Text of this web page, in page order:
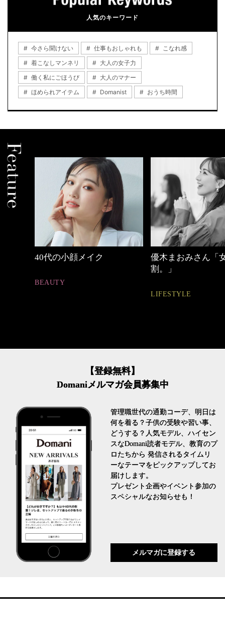
人気のキーワード
今さら聞けない 仕事もおしゃれも
こなれ感
着こなしマンネリ
大人の女子力
働く私にごほうび
大人のマナー
ほめられアイテム
Domanist おうち時間
40代の小顔メイク
BEAUTY
優木まおみさん「
割。」
LIFESTYLE
【登録無料】
Domaniメルマガ会員募集中
管理職世代の通勤コーデ、明日は
何を着る？子供の受験や習い事、
どうする？人気モデル、ハイセン
スなDomani読者モデル、教育のプ
ロたちから 発信されるタイムリ
ーなテーマをピックアップしてお
届けします。
プレゼント企画やイベント参加の
スペシャルなお知らせも！
メルマガに登録する